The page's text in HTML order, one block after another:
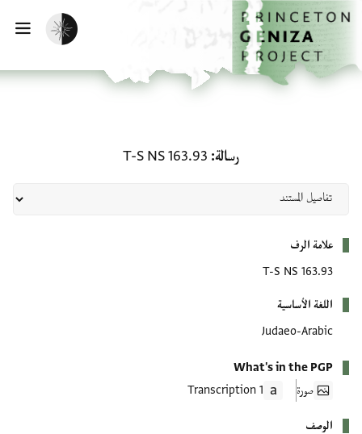
إلى المحتوى الرئيسي
الرئيسية
تفعيل الوضع المظلم
رسالة T-S NS 163.93
علامة الرف
T-S NS 163.93
اللغة الأساسية
Judaeo-Arabic
What's in the PGP
صورة
1 Transcription
الوصف